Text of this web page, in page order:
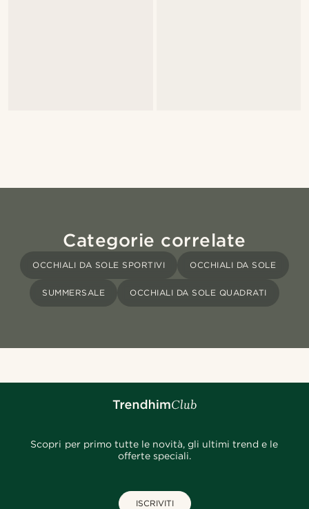
Categorie correlate
OCCHIALI DA SOLE SPORTIVI OCCHIALI DA SOLE
SUMMERSALE OCCHIALI DA SOLE QUADRATI
Scopri per primo tutte le novità, gli ultimi trend e le
offerte speciali.
ISCRIVITI